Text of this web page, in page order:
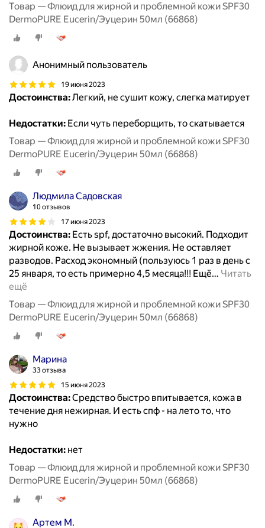
Товар — Флюид для жирной и проблемной кожи SPF30
DermoPURE Eucerin/Эуцерин 50мл (66868)
Анонимный пользователь
19 июня 2023
Достоинства:Легкий, не сушит кожу, слегка матирует
Недостатки: Если чуть переборщить, то скатывается
Товар — Флюид для жирной и проблемной кожи SPF30
DermoPURE Eucerin/Эуцерин 50мл (66868)
Людмила Садовская
10 отзывов
17 июня 2023
Достоинства: Есть spf, достаточно высокий. Подходит
жирной коже. Не вызывает жжения. Не оставляет
разводов. Расход экономный (пользуюсь 1 раз в день с
25 января, то есть примерно 4,5 месяца!!! Ещё… Читать
ещё
Товар — Флюид для жирной и проблемной кожи SPF30
DermoPURE Eucerin/Эуцерин 50мл (66868)
Марина
33 отзыва
15 июня 2023
Достоинства:Средство быстро впитывается, кожа в
течение дня нежирная. И есть спф - на лето то, что
нужно
Недостатки: нет
Товар — Флюид для жирной и проблемной кожи SPF30
DermoPURE Eucerin/Эуцерин 50мл (66868)
Артем М.